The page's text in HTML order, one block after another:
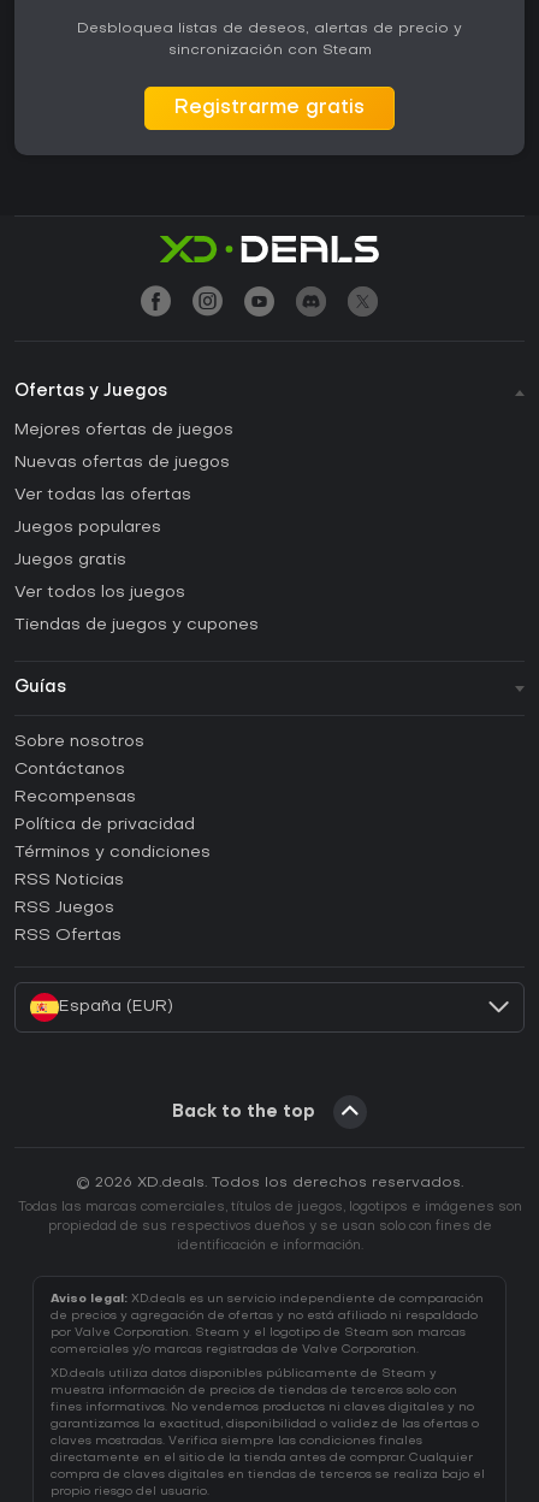
Desbloquea listas de deseos, alertas de precio y
sincronización con Steam
Registrarme gratis
Ofertas y Juegos
Mejores ofertas de juegos
Nuevas ofertas de juegos
Ver todas las ofertas
Juegos populares
Juegos gratis
Ver todos los juegos
Tiendas de juegos y cupones
Guías
Guías y tutoriales
¿Cómo activar una CD Key de Steam?
¿Cómo activar una CD Key de Epic Games?
¿Cómo activar una CD Key de GOG?
¿Cómo activar una CD Key de Ubisoft Connect?
Sobre nosotros
Contáctanos
Recompensas
Política de privacidad
Términos y condiciones
RSS Noticias
RSS Juegos
RSS Ofertas
España (EUR)
Back to the top
© 2026 XD.deals. Todos los derechos reservados.
Todas las marcas comerciales, títulos de juegos, logotipos e imágenes son
propiedad de sus respectivos dueños y se usan solo con fines de
identificación e información.
Aviso legal: XD.deals es un servicio independiente de comparación
de precios y agregación de ofertas y no está afiliado ni respaldado
por Valve Corporation. Steam y el logotipo de Steam son marcas
comerciales y/o marcas registradas de Valve Corporation.
XD.deals utiliza datos disponibles públicamente de Steam y
muestra información de precios de tiendas de terceros solo con
fines informativos. No vendemos productos ni claves digitales y no
garantizamos la exactitud, disponibilidad o validez de las ofertas o
claves mostradas. Verifica siempre las condiciones finales
directamente en el sitio de la tienda antes de comprar. Cualquier
compra de claves digitales en tiendas de terceros se realiza bajo el
propio riesgo del usuario.